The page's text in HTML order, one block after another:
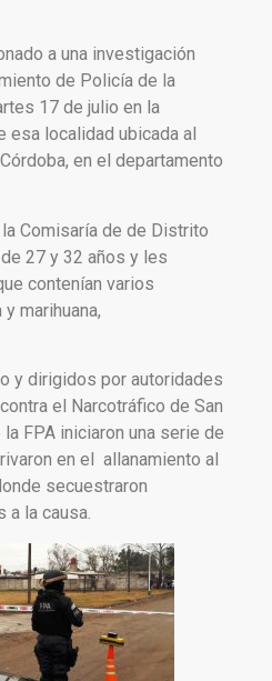
a una investigación
de Policía de la
17 de julio en la
esa localidad ubicada al
en el departamento
Comisaría de de Distrito
27 y 32 años y les
contenían varios
marihuana,
y dirigidos por autoridades
el Narcotráfico de San
FPA iniciaron una serie de
en el allanamiento al
secuestraron
a la causa.